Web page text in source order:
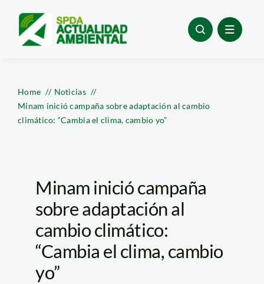
content
Home
Noticias
Minam inició campaña sobre adaptación al cambio
climático: “Cambia el clima, cambio yo”
Minam inició campaña
sobre adaptación al
cambio climático:
“Cambia el clima, cambio
yo”